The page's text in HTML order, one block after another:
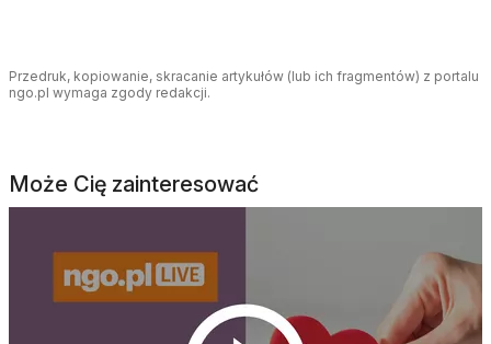
Przedruk, kopiowanie, skracanie artykułów (lub ich fragmentów) z portalu
ngo.pl wymaga zgody redakcji.
Może Cię zainteresować